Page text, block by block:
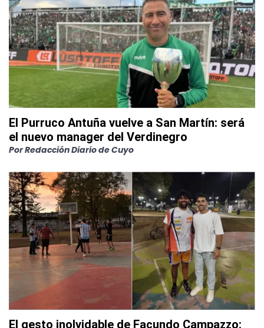
El Purruco Antuña vuelve a San Martín: será
el nuevo manager del Verdinegro
PorRedacción Diario de Cuyo
El gesto inolvidable de Facundo Campazzo: